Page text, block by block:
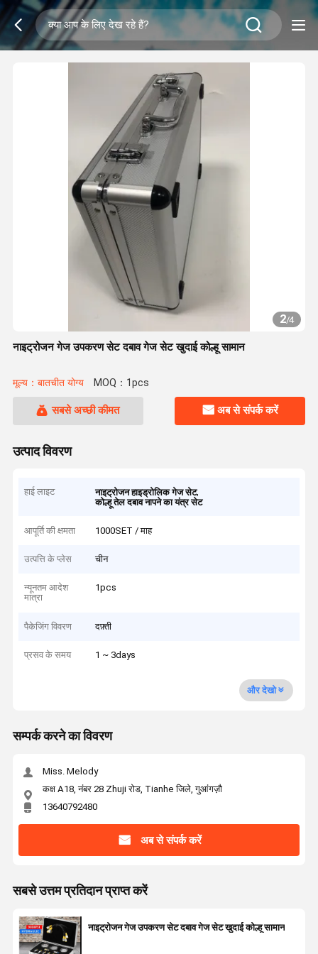
2/4
नाइट्रोजन गेज उपकरण सेट दबाव गेज सेट खुदाई कोल्हू सामान
मूल्य：बातचीत योग्य MOQ：1pcs
सबसे अच्छी कीमत अब से संपर्क करें
उत्पाद विवरण
हाई लाइट नाइट्रोजन हाइड्रोलिक गेज सेट,
कोल्हू तेल दबाव नापने का यंत्र सेट
आपूर्ति की क्षमता 1000SET / माह
उत्पत्ति के प्लेस चीन
न्यूनतम आदेश
मात्रा
1pcs
पैकेजिंग विवरण दफ़्ती
प्रसव के समय 1 ~ 3days
और देखो
सम्पर्क करने का विवरण
Miss. Melody
कक्ष A18, नंबर 28 Zhuji रोड, Tianhe जिले, गुआंगज़ौ
13640792480
अब से संपर्क करें
सबसे उत्तम प्रतिदान प्राप्त करें
नाइट्रोजन गेज उपकरण सेट दबाव गेज सेट खुदाई कोल्हू सामान